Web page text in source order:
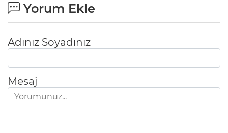
Yorum Ekle
Adınız Soyadınız
Mesaj